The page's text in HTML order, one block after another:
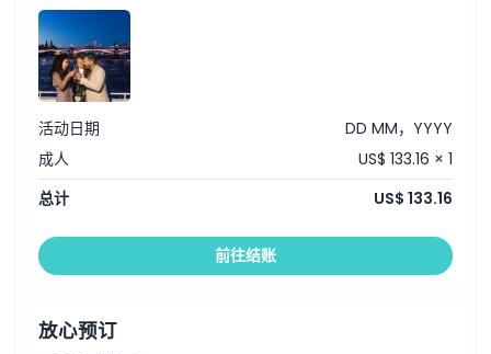
着装要求
条款与条件
活动日期
DD MM，YYYY
成人
US$ 133.16 × 1
总计
US$ 133.16
前往结账
放心预订